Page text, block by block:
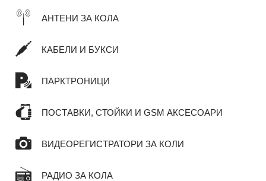
АНТЕНИ ЗА КОЛА
КАБЕЛИ И БУКСИ
ПАРКТРОНИЦИ
ПОСТАВКИ, СТОЙКИ И GSM АКСЕСОАРИ
ВИДЕОРЕГИСТРАТОРИ ЗА КОЛИ
РАДИО ЗА КОЛА